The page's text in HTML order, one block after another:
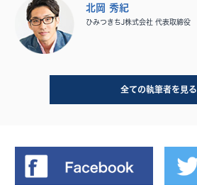
北岡 秀紀
ひみつきちJ株式会社 代表取締役
全ての執筆者を見る